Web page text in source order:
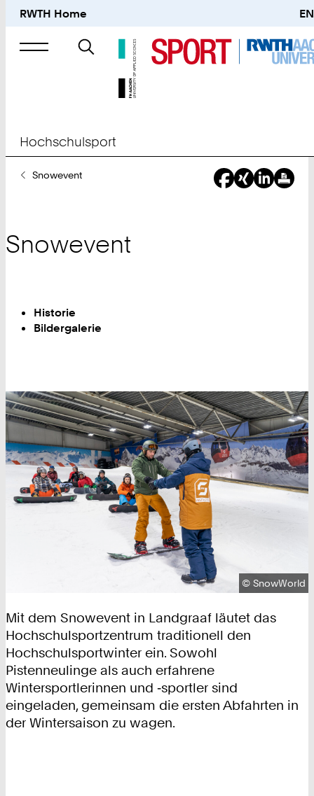
RWTH Home EN
Suche
nach
Hochschulsport
SieSnowevent
Snowevent
Historie
Bildergalerie
Urheberrecht:
© SnowWorld
Mit dem Snowevent in Landgraaf läutet das
Hochschulsportzentrum traditionell den
Hochschulsportwinter ein. Sowohl
Pistenneulinge als auch erfahrene
Wintersportlerinnen und ‑sportler sind
eingeladen, gemeinsam die ersten Abfahrten in
der Wintersaison zu wagen.